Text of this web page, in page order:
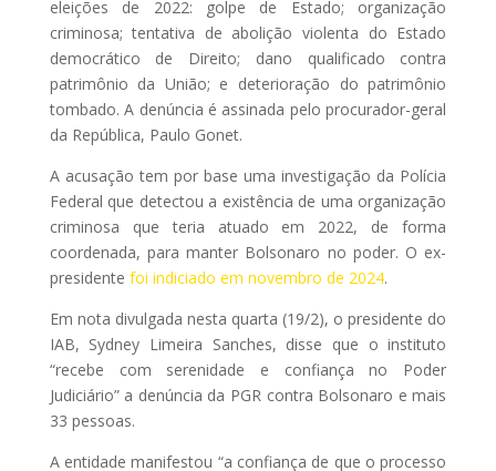
eleições de 2022: golpe de Estado; organização
criminosa; tentativa de abolição violenta do Estado
democrático de Direito; dano qualificado contra
patrimônio da União; e deterioração do patrimônio
tombado. A denúncia é assinada pelo procurador-geral
da República, Paulo Gonet.
A acusação tem por base uma investigação da Polícia
Federal que detectou a existência de uma organização
criminosa que teria atuado em 2022, de forma
coordenada, para manter Bolsonaro no poder. O ex-
presidente foi indiciado em novembro de 2024.
Em nota divulgada nesta quarta (19/2), o presidente do
IAB, Sydney Limeira Sanches, disse que o instituto
“recebe com serenidade e confiança no Poder
Judiciário” a denúncia da PGR contra Bolsonaro e mais
33 pessoas.
A entidade manifestou “a confiança de que o processo